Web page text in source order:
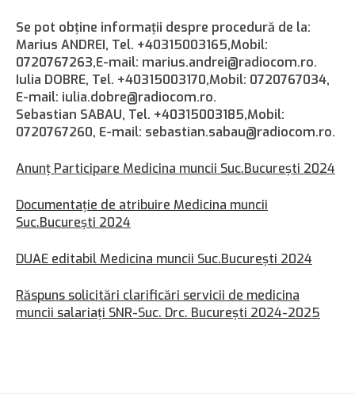
Se pot obţine informaţii despre procedură de la:
Marius ANDREI, Tel. +40315003165,Mobil:
0720767263,E-mail: marius.andrei@radiocom.ro.
Iulia DOBRE, Tel. +40315003170,Mobil: 0720767034,
E-mail: iulia.dobre@radiocom.ro.
Sebastian SABAU, Tel. +40315003185,Mobil:
0720767260, E-mail: sebastian.sabau@radiocom.ro.
Anunţ Participare Medicina muncii Suc.Bucureşti 2024
Documentaţie de atribuire Medicina muncii
Suc.Bucureşti 2024
DUAE editabil Medicina muncii Suc.Bucureşti 2024
Răspuns solicitări clarificări servicii de medicina
muncii salariaţi SNR-Suc. Drc. Bucureşti 2024-2025